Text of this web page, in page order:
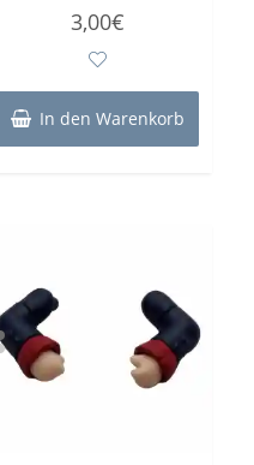
mit
3,00€
In den Warenkorb